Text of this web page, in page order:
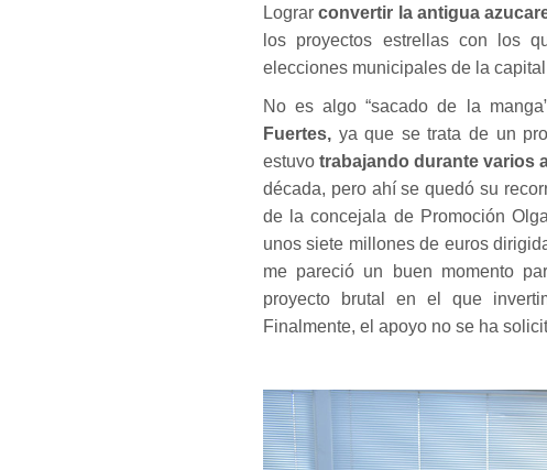
Lograrconvertir la antigua
los proyectos estrellas con los
elecciones municipales de la
No es algo “sacado de la
Fuertes, ya que se trata de un
estuvotrabajando durante varios
década, pero ahí se quedó su
de la concejala de Promoción
unos siete millones de euros
me pareció un buen momento
proyecto brutal en el que
Finalmente, el apoyo no se ha